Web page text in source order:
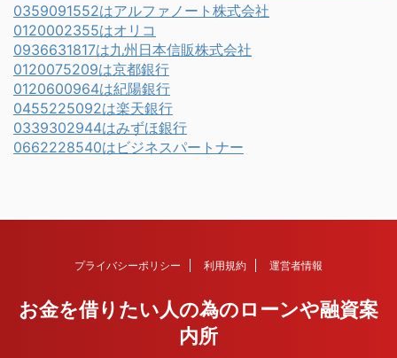
0359091552はアルファノート株式会社
0120002355はオリコ
0936631817は九州日本信販株式会社
0120075209は京都銀行
0120600964は紀陽銀行
0455225092は楽天銀行
0339302944はみずほ銀行
0662228540はビジネスパートナー
プライバシーポリシー 利用規約 運営者情報
お金を借りたい人の為のローンや融資案
内所